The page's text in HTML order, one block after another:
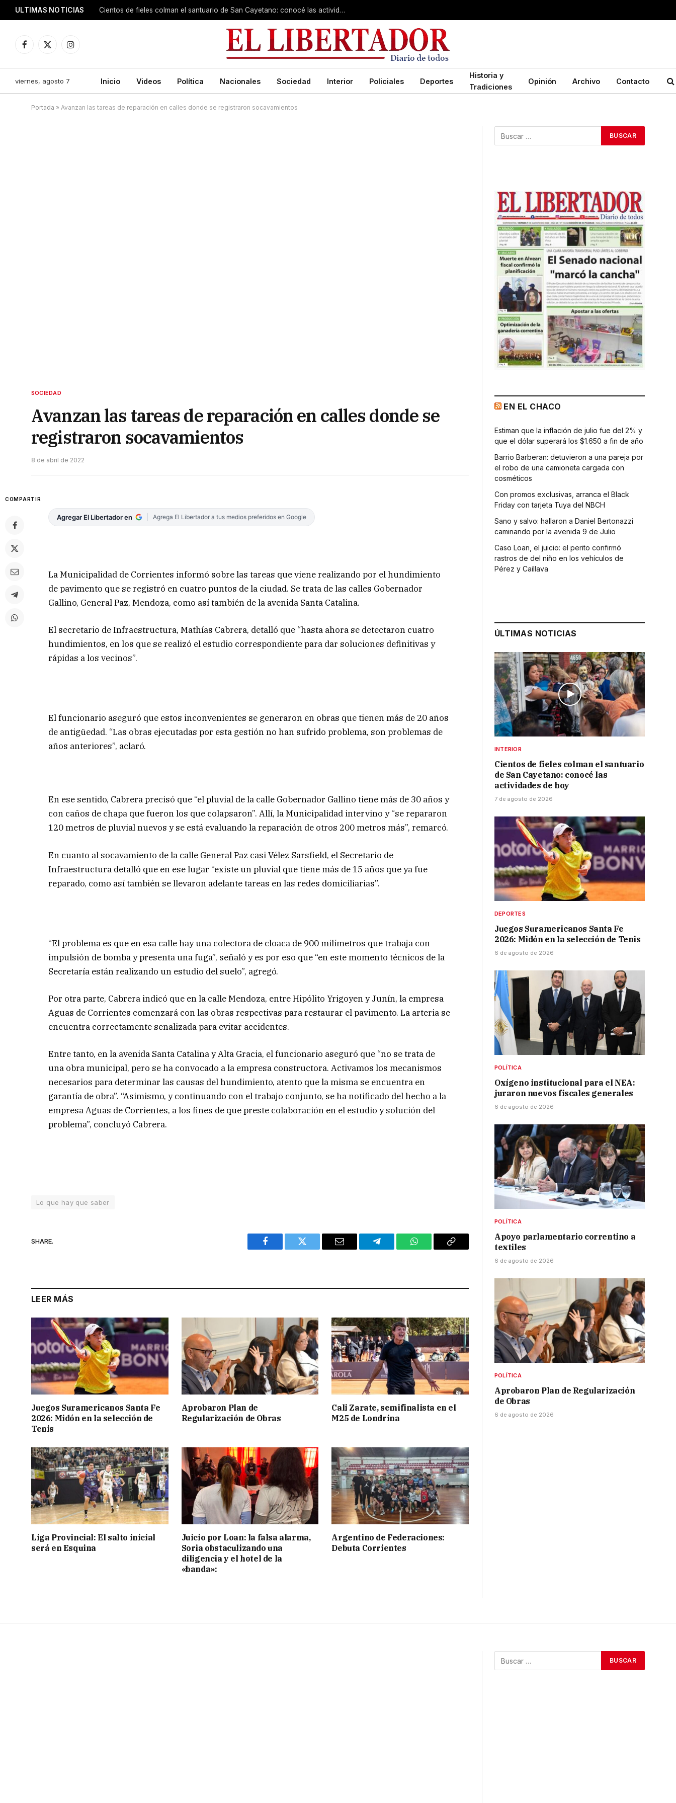
ULTIMAS NOTICIAS Cientos de fieles colman el santuario de San Cayetano: conocé las actividades de hoy
Facebook
X
Instagram
viernes, agosto 7 Inicio Videos Política Nacionales Sociedad Interior Policiales Deportes
Historia y
Tradiciones
Opinión Archivo Contacto
Portada » Avanzan las tareas de reparación en calles donde se registraron socavamientos
SOCIEDAD
Avanzan las tareas de reparación en calles donde se
registraron socavamientos
8 de abril de 2022
COMPARTIR
Agregar El Libertador en Agrega El Libertador a tus medios preferidos en Google
La Municipalidad de Corrientes informó sobre las tareas que viene realizando por el hundimiento
de pavimento que se registró en cuatro puntos de la ciudad. Se trata de las calles Gobernador
Gallino, General Paz, Mendoza, como así también de la avenida Santa Catalina.
El secretario de Infraestructura, Mathías Cabrera, detalló que “hasta ahora se detectaron cuatro
hundimientos, en los que se realizó el estudio correspondiente para dar soluciones definitivas y
rápidas a los vecinos”.
El funcionario aseguró que estos inconvenientes se generaron en obras que tienen más de 20 años
de antigüedad. “Las obras ejecutadas por esta gestión no han sufrido problema, son problemas de
años anteriores”, aclaró.
En ese sentido, Cabrera precisó que “el pluvial de la calle Gobernador Gallino tiene más de 30 años y
con caños de chapa que fueron los que colapsaron”. Allí, la Municipalidad intervino y “se repararon
120 metros de pluvial nuevos y se está evaluando la reparación de otros 200 metros más”, remarcó.
En cuanto al socavamiento de la calle General Paz casi Vélez Sarsfield, el Secretario de
Infraestructura detalló que en ese lugar “existe un pluvial que tiene más de 15 años que ya fue
reparado, como así también se llevaron adelante tareas en las redes domiciliarias”.
“El problema es que en esa calle hay una colectora de cloaca de 900 milímetros que trabaja con
impulsión de bomba y presenta una fuga”, señaló y es por eso que “en este momento técnicos de la
Secretaría están realizando un estudio del suelo”, agregó.
Por otra parte, Cabrera indicó que en la calle Mendoza, entre Hipólito Yrigoyen y Junín, la empresa
Aguas de Corrientes comenzará con las obras respectivas para restaurar el pavimento. La arteria se
encuentra correctamente señalizada para evitar accidentes.
Entre tanto, en la avenida Santa Catalina y Alta Gracia, el funcionario aseguró que “no se trata de
una obra municipal, pero se ha convocado a la empresa constructora. Activamos los mecanismos
necesarios para determinar las causas del hundimiento, atento que la misma se encuentra en
garantía de obra”. “Asimismo, y continuando con el trabajo conjunto, se ha notificado del hecho a la
empresa Aguas de Corrientes, a los fines de que preste colaboración en el estudio y solución del
problema”, concluyó Cabrera.
Lo que hay que saber
SHARE.
Facebook Twitter Email Telegram WhatsAppCopy
LEER MÁS
Juegos Suramericanos Santa Fe
2026: Midón en la selección de
Tenis
Aprobaron Plan de
Regularización de Obras
Cali Zarate, semifinalista en el
M25 de Londrina
Liga Provincial: El salto inicial
será en Esquina
Juicio por Loan: la falsa alarma,
Soria obstaculizando una
diligencia y el hotel de la
«banda»:
Argentino de Federaciones:
Debuta Corrientes
EN EL CHACO
Estiman que la inflación de julio fue del 2% y
que el dólar superará los $1.650 a fin de año
Barrio Barberan: detuvieron a una pareja por
el robo de una camioneta cargada con
cosméticos
Con promos exclusivas, arranca el Black
Friday con tarjeta Tuya del NBCH
Sano y salvo: hallaron a Daniel Bertonazzi
caminando por la avenida 9 de Julio
Caso Loan, el juicio: el perito confirmó
rastros de del niño en los vehículos de
Pérez y Caillava
ÚLTIMAS NOTICIAS
INTERIOR
Cientos de fieles colman el santuario
de San Cayetano: conocé las
actividades de hoy
7 de agosto de 2026
DEPORTES
Juegos Suramericanos Santa Fe
2026: Midón en la selección de Tenis
6 de agosto de 2026
POLÍTICA
Oxígeno institucional para el NEA:
juraron nuevos fiscales generales
6 de agosto de 2026
POLÍTICA
Apoyo parlamentario correntino a
textiles
6 de agosto de 2026
POLÍTICA
Aprobaron Plan de Regularización
de Obras
6 de agosto de 2026